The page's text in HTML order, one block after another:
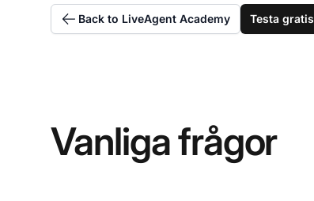
Back to LiveAgent Academy Testa gratis
Vanliga frågor